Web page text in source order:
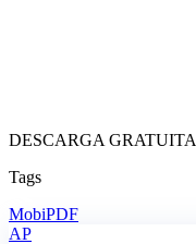
DESCARGA GRATUITA
Tags
MobiPDF
AP